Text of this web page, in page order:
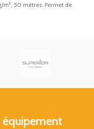
m², 50 mètres. Permet de